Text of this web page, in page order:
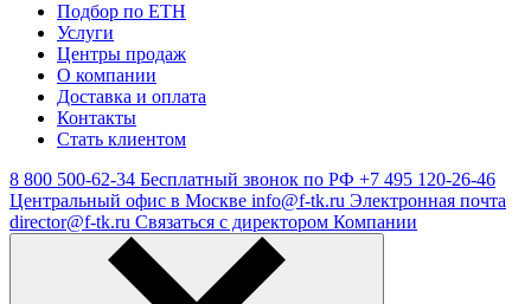
Подбор по ЕТН
Услуги
Центры продаж
О компании
Доставка и оплата
Контакты
Стать клиентом
8 800 500-62-34 Бесплатный звонок по РФ +7 495 120-26-46
Центральный офис в Москве info@f-tk.ru Электронная почта
director@f-tk.ru Связаться с директором Компании